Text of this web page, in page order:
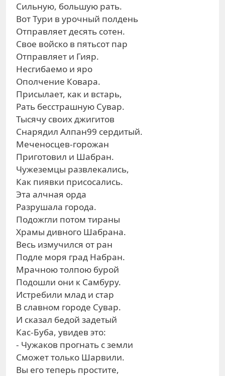
Сильную, большую рать.
Вот Тури в урочный полдень
Отправляет десять сотен.
Свое войско в пятьсот пар
Отправляет и Гияр.
Несгибаемо и яро
Ополчение Ковара.
Присылает, как и встарь,
Рать бесстрашную Сувар.
Тысячу своих джигитов
Снарядил Алпан99 сердитый.
Меченосцев-горожан
Приготовил и Шабран.
Чужеземцы развлекались,
Как пиявки присосались.
Эта алчная орда
Разрушала города.
Подожгли потом тираны
Храмы дивного Шабрана.
Весь измучился от ран
Подле моря град Набран.
Мрачною толпою бурой
Подошли они к Самбуру.
Истребили млад и стар
В славном городе Сувар.
И сказал бедой задетый
Кас-Буба, увидев это:
- Чужаков прогнать с земли
Сможет только Шарвили.
Вы его теперь простите,